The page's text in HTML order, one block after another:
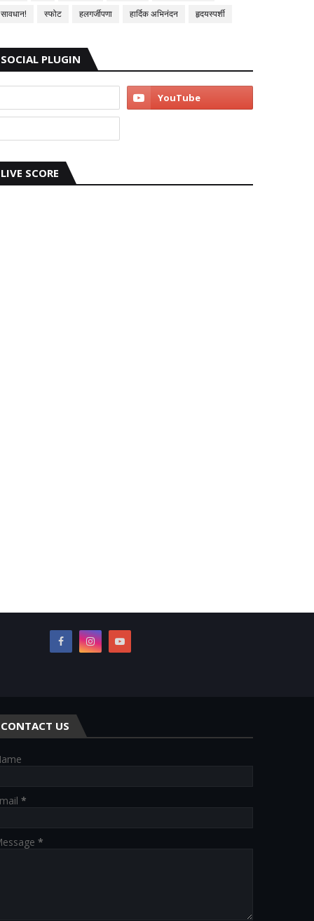
सावधान!
स्फोट हलगर्जीपणा हार्दिक अभिनंदन हृदयस्पर्शी
SOCIAL PLUGIN
LIVE SCORE
CONTACT US
*
*